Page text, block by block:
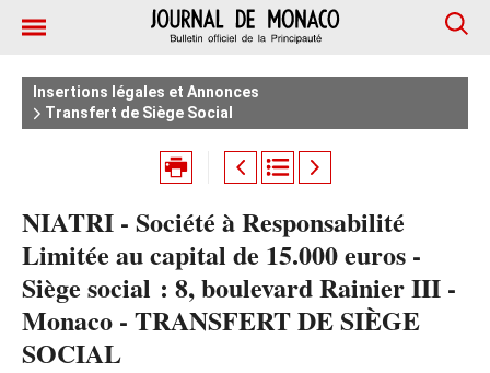
Insertions légales et Annonces
Transfert de Siège Social
NIATRI - Société à Responsabilité
Limitée au capital de 15.000 euros -
Siège social : 8, boulevard Rainier III -
Monaco - TRANSFERT DE SIÈGE
SOCIAL